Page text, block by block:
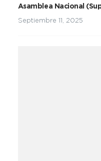
Asamblea Nacional
Septiembre 11, 2025